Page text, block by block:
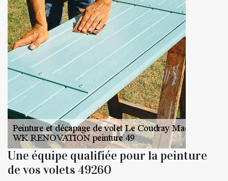
Une équipe qualifiée pour la peinture
de vos volets 49260